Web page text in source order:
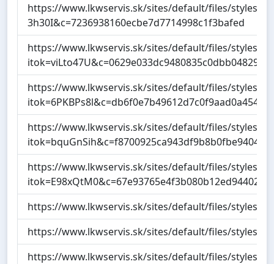
https://www.lkwservis.sk/sites/default/files/styles/
3h30I&c=7236938160ecbe7d7714998c1f3bafed
https://www.lkwservis.sk/sites/default/files/styles/
https://www.lkwservis.sk/sites/default/files/styles/
https://www.lkwservis.sk/sites/default/files/styles/
https://www.lkwservis.sk/sites/default/files/styles/
https://www.lkwservis.sk/sites/default/files/styles/
https://www.lkwservis.sk/sites/default/files/styles/
https://www.lkwservis.sk/sites/default/files/styles/